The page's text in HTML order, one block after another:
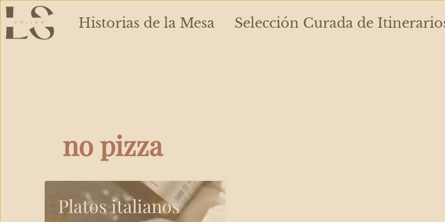
al
contenido
Historias de la Mesa Selección Curada de
no pizza
Platos italianos